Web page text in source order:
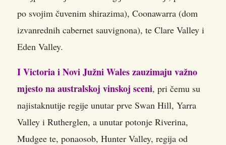
po svojim čuvenim shirazima), Coonawarra (dom
izvanrednih cabernet sauvignona), te Clare Valley i
Eden Valley.
I Victoria i Novi Južni Wales zauzimaju važno
mjesto na australskoj vinskoj sceni, pri čemu su
najistaknutije regije unutar prve Swan Hill, Yarra
Valley i Rutherglen, a unutar potonje Riverina,
Mudgee te, ponaosob, Hunter Valley, regija od